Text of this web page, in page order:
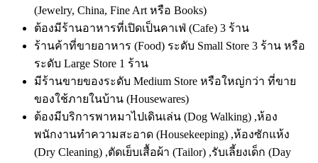
(Jewelry, China, Fine Art หรือ Books)
ต้องมีร้านอาหารที่เปิดเป็นคาเฟ่ (Cafe) 3 ร้าน
ร้านค้าที่ขายอาหาร (Food) ระดับ Small Store 3 ร้าน หรือ
ระดับ Large Store 1 ร้าน
มีร้านขายของระดับ Medium Store หรือใหญ่กว่า ที่ขาย
ของใช้ภายในบ้าน (Housewares)
ต้องมีบริการพาหมาไปเดินเล่น (Dog Walking) ,ห้อง
พนักงานทำความสะอาด (Housekeeping) ,ห้องซักแห้ง
(Dry Cleaning) ,ตัดเย็บเสื้อผ้า (Tailor) ,รับเลี้ยงเด็ก (Day